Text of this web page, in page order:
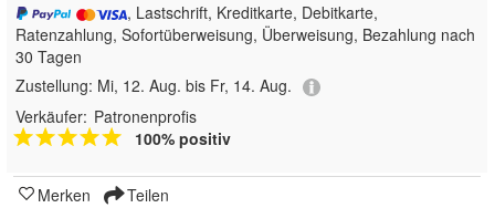
, Lastschrift, Kreditkarte, Debitkarte,
Ratenzahlung, Sofortüberweisung, Überweisung, Bezahlung nach
30 Tagen
Zustellung: Mi, 12. Aug. bis Fr, 14. Aug.
Verkäufer: Patronenprofis
100% positiv
Merken Teilen